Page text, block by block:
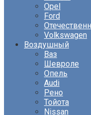
Opel
Ford
Volkswagen
Воздушный
Ваз
Шевроле
Опель
Audi
Рено
Тойота
Nissan